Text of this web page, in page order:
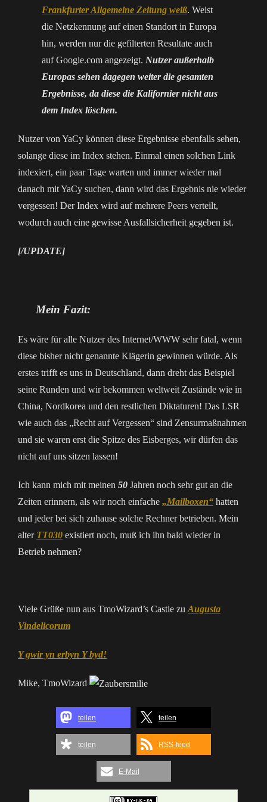
Frankfurter Allgemeine Zeitung weiß. Weist
die Netzkennung auf einen Standort in Europa
hin, werden nur die gefilterten Resultate auch
auf Google.com angezeigt. Nutzer außerhalb
Europas sehen dagegen weiter die gesamten
Ergebnisse, da diese die Kalifornier nicht aus
dem Index löschen.
Nutzer von YaCy können diese Ergebnisse ebenfalls sehen,
solange diese im Index stehen. Einmal einen solchen Link
indexiert, ein paar Tage warten und immer wieder mal
danach mit YaCy suchen, dann wird das Ergebnis nie wieder
vergessen! Der Index wird auf mehrere Peers verteilt,
wodurch auch eine gewisse Ausfallsicherheit gegeben ist.
[/UPDATE]
Mein Fazit:
Es wäre für alle Nutzer des Internet/WWW sehr fatal, wenn
diese bisher nicht genannte Klägerin gewinnen würde. Als
erstes trifft es uns in Deutschland, dann dreht das Beispiel
seine Runden und wir bekommen weltweit Zustände wie in
China, Nordkorea und den restlichen Diktaturen! Das LSR
wie auch das „Recht auf Vergessen“ sind Zensurmaßnahmen
und sie waren erst die Spitze des Eisberges, wir dürfen das
nicht auf uns sitzen lassen!
Ich kann mich mit meinen 50 Jahren noch sehr gut an die
Zeiten erinnern, als wir noch einfache „Mailboxen“ hatten
und jeder bei sich zuhause solche Rechner betrieben. Mein
alter TT030 existiert noch, muß ich ihn bald wieder in
Betrieb nehmen?
Viele Grüße nun aus TmoWizard’s Castle zu Augusta
Vindelicorum
Y gwir yn erbyn Y byd!
Mike, TmoWizard
teilen teilen
teilen RSS-feed
E-Mail